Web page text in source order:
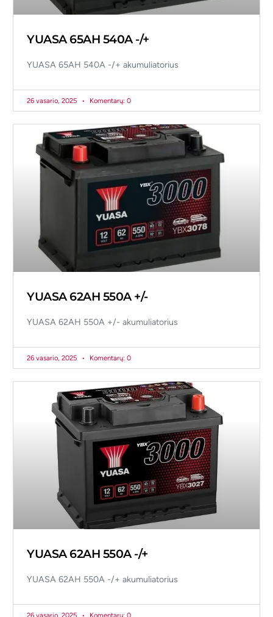
YUASA 65AH 540A -/+
YUASA 65AH 540A -/+ akumuliatorius
26 vasario, 2025 Komentarų: 0
YUASA 62AH 550A +/-
YUASA 62AH 550A +/- akumuliatorius
26 vasario, 2025 Komentarų: 0
YUASA 62AH 550A -/+
YUASA 62AH 550A -/+ akumuliatorius